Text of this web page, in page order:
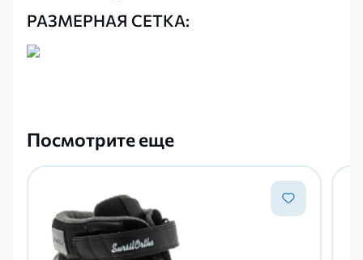
РАЗМЕРНАЯ СЕТКА:
Посмотрите еще